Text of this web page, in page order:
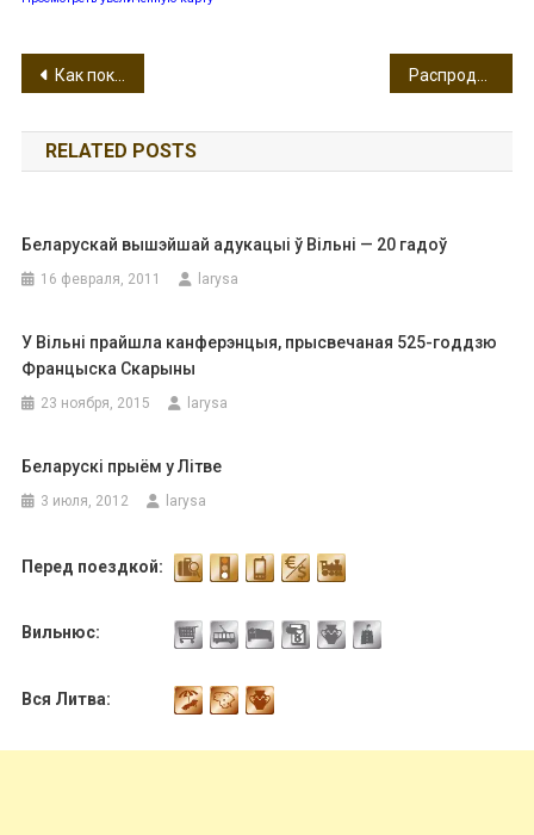
Навигация
по
записям
Как покупать в литовских интернет-магазинах
RELATED POSTS
Беларускай вышэйшай адукацыі ў Вільні — 20 гадоў
16 февраля, 2011 larysa
У Вільні прайшла канферэнцыя, прысвечаная 525-годдзю
Францыска Скарыны
23 ноября, 2015 larysa
Беларускі прыём у Літве
3 июля, 2012 larysa
Перед поездкой:
Вильнюс:
Вся Литва: